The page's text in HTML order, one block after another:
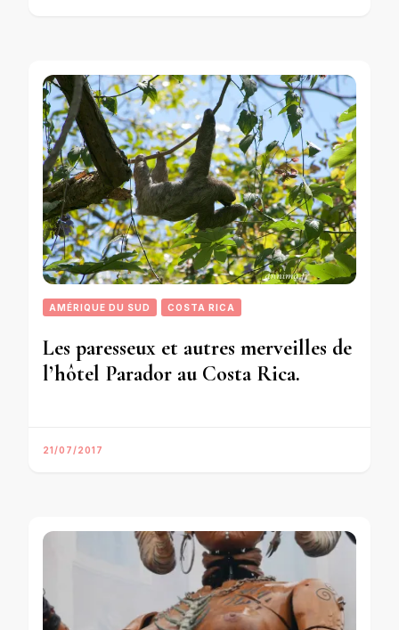
AMÉRIQUE DU SUD COSTA RICA
Les paresseux et autres merveilles de
l’hôtel Parador au Costa Rica.
21/07/2017